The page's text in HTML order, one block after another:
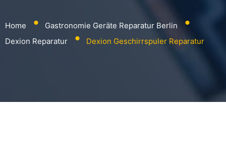
Home ⬤ Gastronomie Geräte Reparatur Berlin ⬤
Dexion Reparatur ⬤ Dexion Geschirrspuler Reparatur